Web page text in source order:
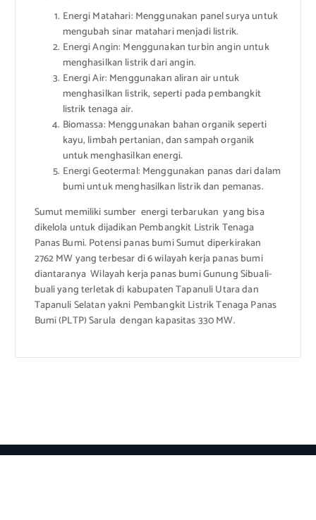
Energi Matahari: Menggunakan panel surya untuk
mengubah sinar matahari menjadi listrik.
Energi Angin: Menggunakan turbin angin untuk
menghasilkan listrik dari angin.
Energi Air: Menggunakan aliran air untuk
menghasilkan listrik, seperti pada pembangkit
listrik tenaga air.
Biomassa: Menggunakan bahan organik seperti
kayu, limbah pertanian, dan sampah organik
untuk menghasilkan energi.
Energi Geotermal: Menggunakan panas dari dalam
bumi untuk menghasilkan listrik dan pemanas.
Sumut memiliki sumber energi terbarukan yang bisa
dikelola untuk dijadikan Pembangkit Listrik Tenaga
Panas Bumi. Potensi panas bumi Sumut diperkirakan
2762 MW yang terbesar di 6 wilayah kerja panas bumi
diantaranya Wilayah kerja panas bumi Gunung Sibuali-
buali yang terletak di kabupaten Tapanuli Utara dan
Tapanuli Selatan yakni Pembangkit Listrik Tenaga Panas
Bumi (PLTP) Sarula dengan kapasitas 330 MW.